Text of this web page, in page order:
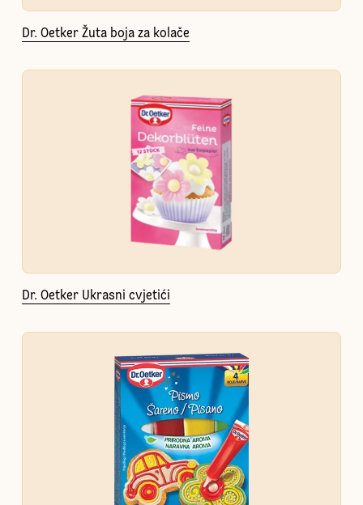
Dr. Oetker Žuta boja za kolače
Dr. Oetker Ukrasni cvjetići